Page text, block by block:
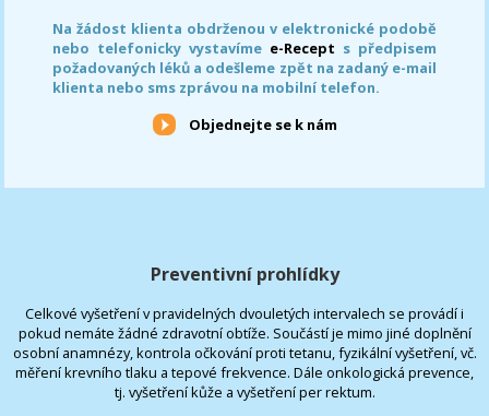
Na žádost klienta obdrženou v elektronické podobě
nebo telefonicky vystavíme e-Recept s předpisem
požadovaných léků a odešleme zpět na zadaný e-mail
klienta nebo sms zprávou na mobilní telefon.
Objednejte se k nám
Preventivní prohlídky
Celkové vyšetření v pravidelných dvouletých intervalech se provádí i
pokud nemáte žádné zdravotní obtíže. Součástí je mimo jiné doplnění
osobní anamnézy, kontrola očkování proti tetanu, fyzikální vyšetření, vč.
měření krevního tlaku a tepové frekvence. Dále onkologická prevence,
tj. vyšetření kůže a vyšetření per rektum.